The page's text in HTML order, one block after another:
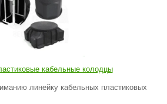
кабельные колодцы
линейку кабельных пластиковых